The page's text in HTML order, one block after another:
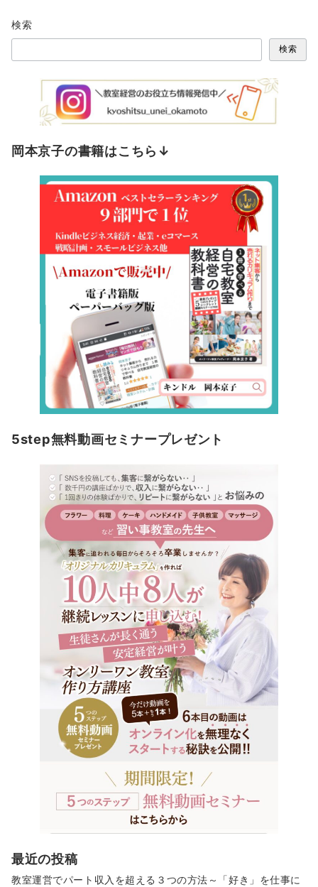
検索
検索
岡本京子の書籍はこちら↓
5step無料動画セミナープレゼント
最近の投稿
教室運営でパート収入を超える３つの方法～「好き」を仕事に